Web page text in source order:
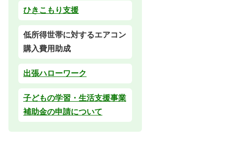
ひきこもり支援
低所得世帯に対するエアコン
購入費用助成
出張ハローワーク
子どもの学習・生活支援事業
補助金の申請について